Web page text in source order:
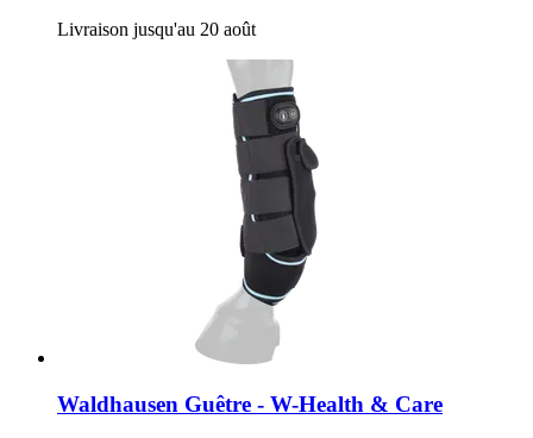
Livraison jusqu'au 20 août
Waldhausen Guêtre -​ W-​Health & Care